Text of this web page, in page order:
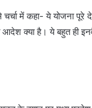
में कहा- ये योजना
क्या है। ये बहुत ही